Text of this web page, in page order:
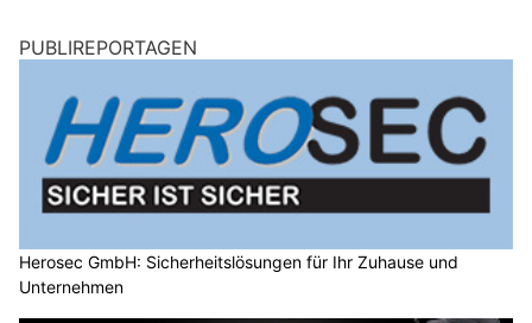
PUBLIREPORTAGEN
Herosec GmbH: Sicherheitslösungen für Ihr Zuhause und
Unternehmen